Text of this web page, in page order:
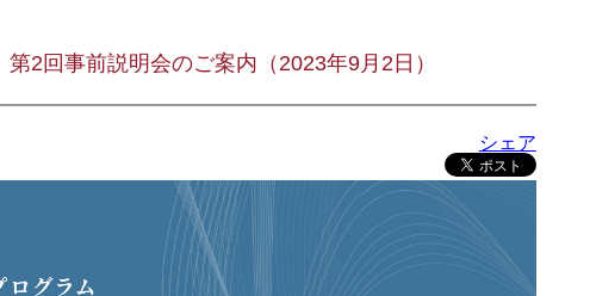
2回事前説明会のご案内（2023年9月2日）
シェア